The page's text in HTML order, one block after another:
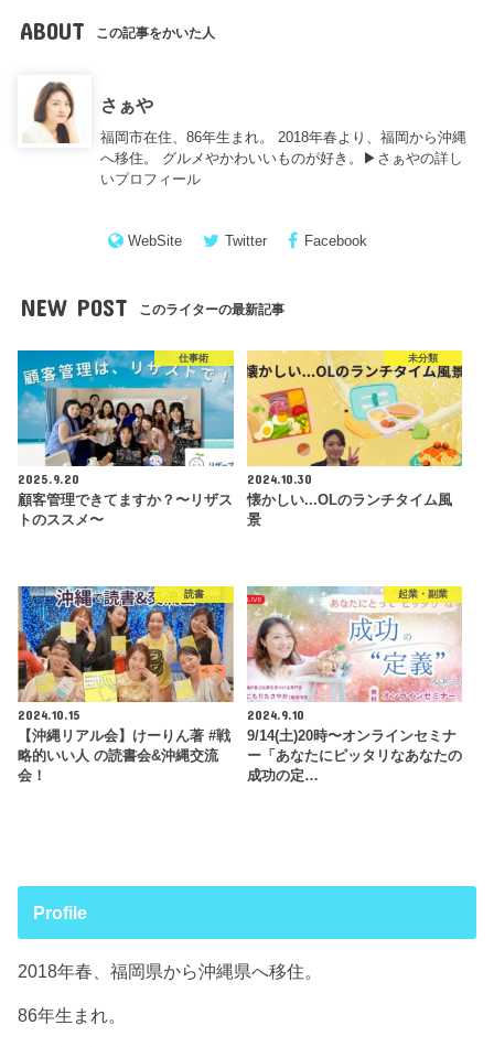
ABOUT この記事をかいた人
さぁや
福岡市在住、86年生まれ。 2018年春より、福岡から沖縄
へ移住。 グルメやかわいいものが好き。▶︎ さぁやの詳し
いプロフィール
WebSite Twitter Facebook
NEW POST このライターの最新記事
仕事術
2025.9.20
顧客管理できてますか？〜リザス
トのススメ〜
未分類
2024.10.30
懐かしい...OLのランチタイム風
景
読書
2024.10.15
【沖縄リアル会】けーりん著 #戦
略的いい人 の読書会&沖縄交流
会！
起業・副業
2024.9.10
9/14(土)20時〜オンラインセミナ
ー「あなたにピッタリなあなたの
成功の定…
Profile
2018年春、福岡県から沖縄県へ移住。
86年生まれ。